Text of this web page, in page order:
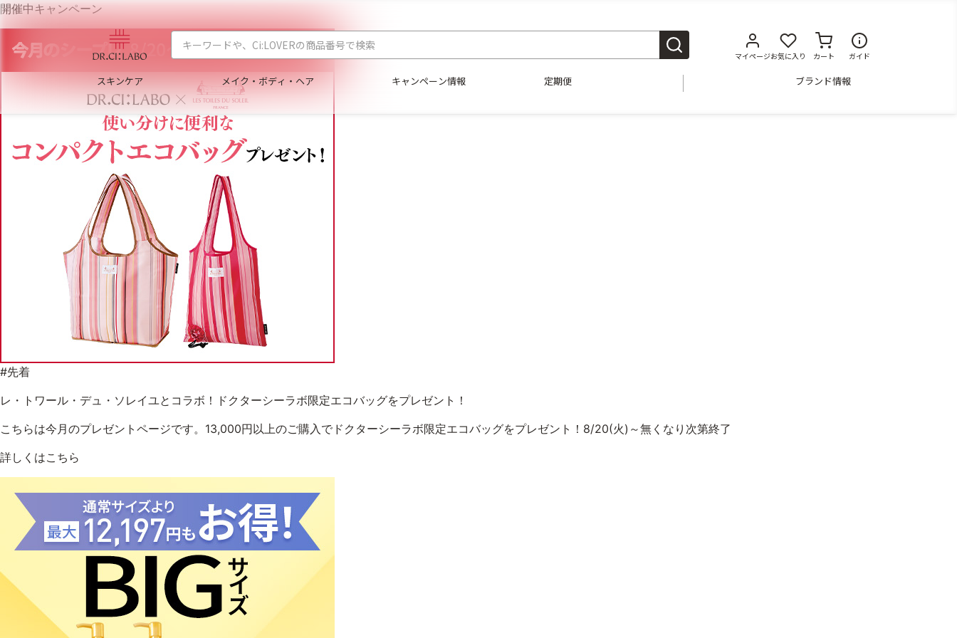
マイページお気に入り カート ガイド
スキンケア メイク・ボディ・ヘア キャンペーン情報 定期便 ブランド情報
開催中キャンペーン
#先着
レ・トワール・デュ・ソレイユとコラボ！ドクターシーラボ限定エコバッグをプレゼント！
こちらは今月のプレゼントページです。13,000円以上のご購入でドクターシーラボ限定エコバッグをプレゼント！8/20(火)～無くなり次第終了
詳しくはこちら